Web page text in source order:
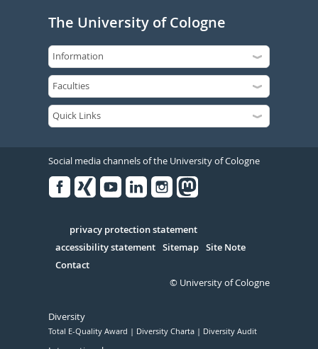
The University of Cologne
Social media channels of the University of Cologne
Serivce
privacy protection statement
accessibility statement Sitemap Site Note
Contact
© University of Cologne
Diversity
Total E-Quality Award Diversity Charta Diversity Audit